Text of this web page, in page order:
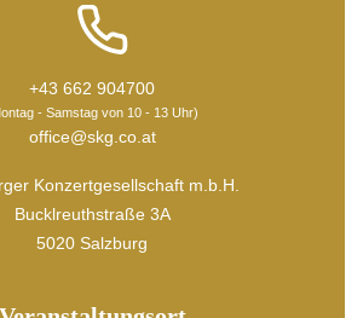
+43 662 904700
- Samstag von 10 - 13 Uhr)
office@skg.co.at
Konzertgesellschaft m.b.H.
Bucklreuthstraße 3A
5020 Salzburg